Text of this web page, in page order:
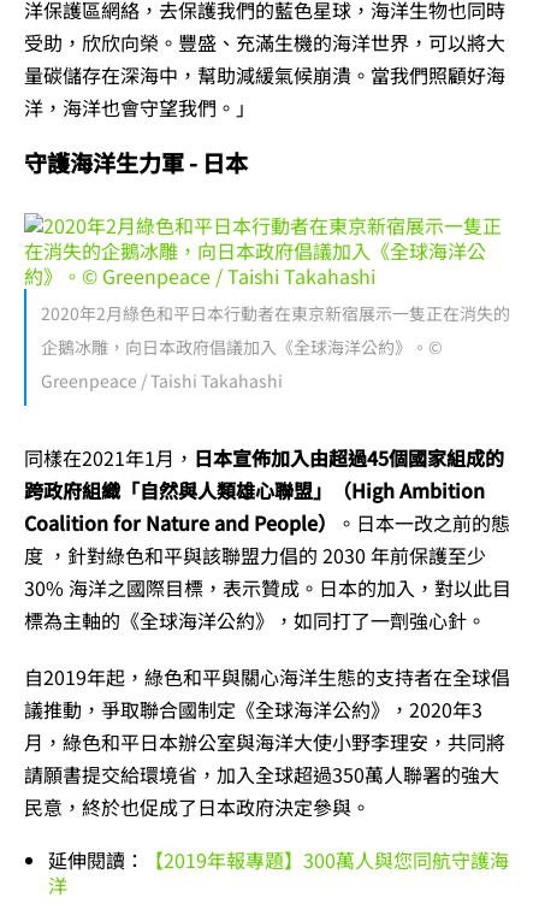
洋保護區網絡，去保護我們的藍色星球，海洋生物也同時
受助，欣欣向榮。豐盛、充滿生機的海洋世界，可以將大
量碳儲存在深海中，幫助減緩氣候崩潰。當我們照顧好海
洋，海洋也會守望我們。」
守護海洋生力軍 - 日本
2020年2月綠色和平日本行動者在東京新宿展示一隻正在消失的
企鵝冰雕，向日本政府倡議加入《全球海洋公約》。©
Greenpeace / Taishi Takahashi
同樣在2021年1月， 日本宣佈加入由超過45個國家組成的
跨政府組織「自然與人類雄心聯盟」（High Ambition
Coalition for Nature and People）
。日本一改之前的態
度 ，針對綠色和平與該聯盟力倡的 2030 年前保護至少
30% 海洋之國際目標，表示贊成。日本的加入，對以此目
標為主軸的《全球海洋公約》，如同打了一劑強心針。
自2019年起，綠色和平與關心海洋生態的支持者在全球倡
議推動，爭取聯合國制定《全球海洋公約》，2020年3
月，綠色和平日本辦公室與海洋大使小野李理安，共同將
請願書提交給環境省，加入全球超過350萬人聯署的強大
民意，終於也促成了日本政府決定參與。
延伸閱讀：
【2019年報專題】300萬人與您同航守護海
洋